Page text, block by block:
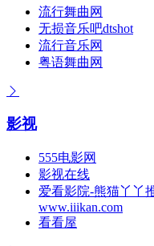
流行舞曲网
无损音乐吧dtshot
流行音乐网
粤语舞曲网
影视
555电影网
影视在线
爱看影院-熊猫丫丫
www.iiikan.com
看看屋